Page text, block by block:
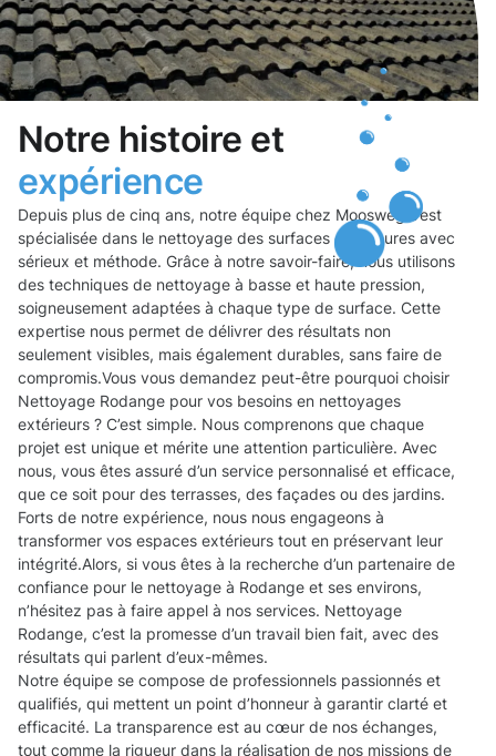
Notre histoire et
expérience
Depuis plus de cinq ans, notre équipe chez Moosweg s’est
spécialisée dans le nettoyage des surfaces extérieures avec
sérieux et méthode. Grâce à notre savoir-faire, nous utilisons
des techniques de nettoyage à basse et haute pression,
soigneusement adaptées à chaque type de surface. Cette
expertise nous permet de délivrer des résultats non
seulement visibles, mais également durables, sans faire de
compromis.Vous vous demandez peut-être pourquoi choisir
Nettoyage Rodange pour vos besoins en nettoyages
extérieurs ? C’est simple. Nous comprenons que chaque
projet est unique et mérite une attention particulière. Avec
nous, vous êtes assuré d’un service personnalisé et efficace,
que ce soit pour des terrasses, des façades ou des jardins.
Forts de notre expérience, nous nous engageons à
transformer vos espaces extérieurs tout en préservant leur
intégrité.Alors, si vous êtes à la recherche d’un partenaire de
confiance pour le nettoyage à Rodange et ses environs,
n’hésitez pas à faire appel à nos services. Nettoyage
Rodange, c’est la promesse d’un travail bien fait, avec des
résultats qui parlent d’eux-mêmes.
Notre équipe se compose de professionnels passionnés et
qualifiés, qui mettent un point d’honneur à garantir clarté et
efficacité. La transparence est au cœur de nos échanges,
tout comme la rigueur dans la réalisation de nos missions de